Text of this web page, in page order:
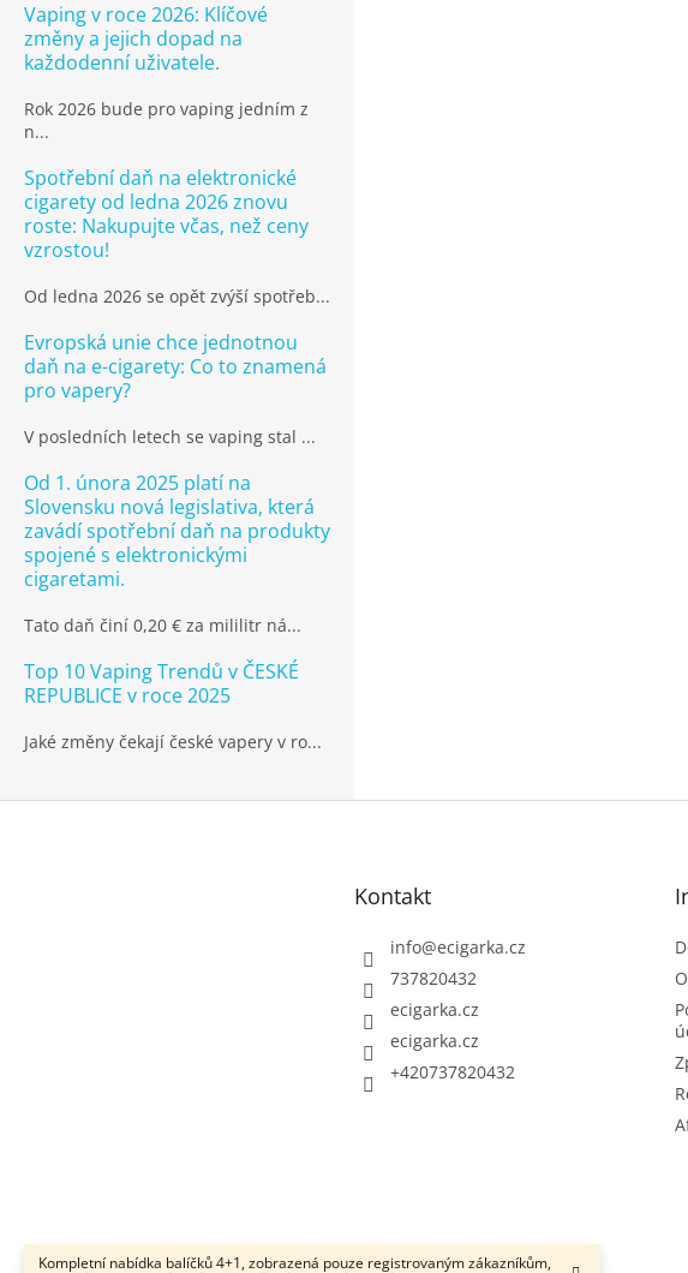
Kompletní nabídka balíčků 4+1, zobrazená pouze registrovaným zákazníkům,
Vaping v roce 2026: Klíčové
změny a jejich dopad na
každodenní uživatele.
Rok 2026 bude pro vaping jedním z
n...
Spotřební daň na elektronické
cigarety od ledna 2026 znovu
roste: Nakupujte včas, než ceny
vzrostou!
Od ledna 2026 se opět zvýší spotřeb...
Evropská unie chce jednotnou
daň na e-cigarety: Co to znamená
pro vapery?
V posledních letech se vaping stal ...
Od 1. února 2025 platí na
Slovensku nová legislativa, která
zavádí spotřební daň na produkty
spojené s elektronickými
cigaretami.
Tato daň činí 0,20 € za mililitr ná...
Top 10 Vaping Trendů v ČESKÉ
REPUBLICE v roce 2025
Jaké změny čekají české vapery v ro...
Kontakt
info@ecigarka.cz
737820432
ecigarka.cz
ecigarka.cz
+420737820432